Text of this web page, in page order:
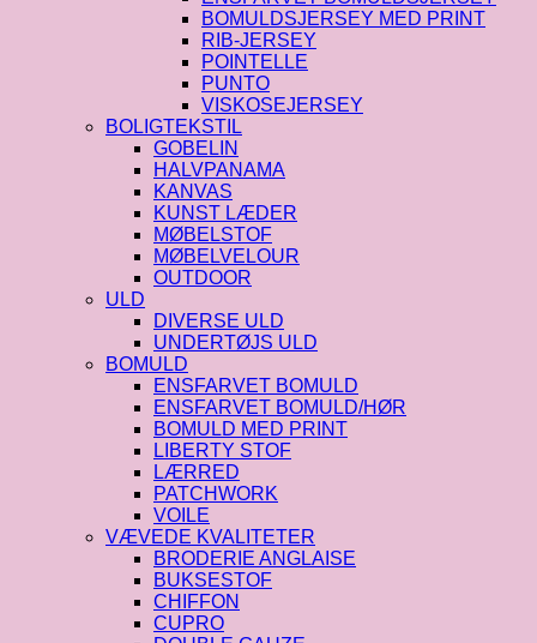
BOMULDSJERSEY MED PRINT
RIB-JERSEY
POINTELLE
PUNTO
VISKOSEJERSEY
BOLIGTEKSTIL
GOBELIN
HALVPANAMA
KANVAS
KUNST LÆDER
MØBELSTOF
MØBELVELOUR
OUTDOOR
ULD
DIVERSE ULD
UNDERTØJS ULD
BOMULD
ENSFARVET BOMULD
ENSFARVET BOMULD/HØR
BOMULD MED PRINT
LIBERTY STOF
LÆRRED
PATCHWORK
VOILE
VÆVEDE KVALITETER
BRODERIE ANGLAISE
BUKSESTOF
CHIFFON
CUPRO